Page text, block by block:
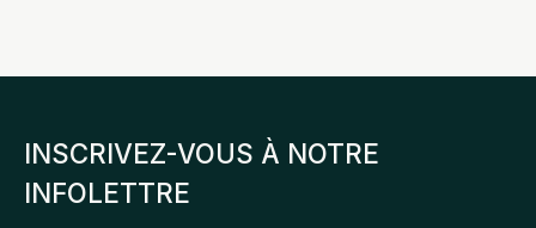
INSCRIVEZ-VOUS À NOTRE
INFOLETTRE